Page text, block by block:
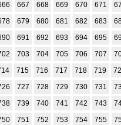
667 668 669 670 671
679 680 681 682 683
691 692 693 694 695
703 704 705 706 707
715 716 717 718 719
727 728 729 730 731
739 740 741 742 743
751 752 753 754 755